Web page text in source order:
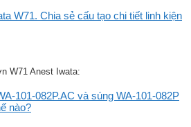
W71. Chia sẻ cấu tạo chi tiết linh kiện
W71 Anest Iwata:
101-082P.AC và súng WA-101-082P
nào?